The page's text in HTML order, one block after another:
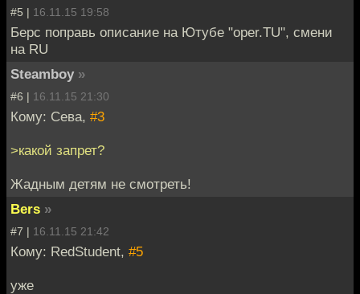
#5 | 16.11.15 19:58
Берс поправь описание на Ютубе "oper.TU", смени
на RU
Steamboy »
#6 | 16.11.15 21:30
Кому: Сева, #3
>какой запрет?
Жадным детям не смотреть!
Bers »
#7 | 16.11.15 21:42
Кому: RedStudent, #5
уже